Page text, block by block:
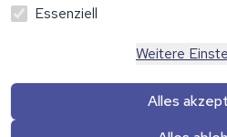
Essenziell
Weitere
Alles